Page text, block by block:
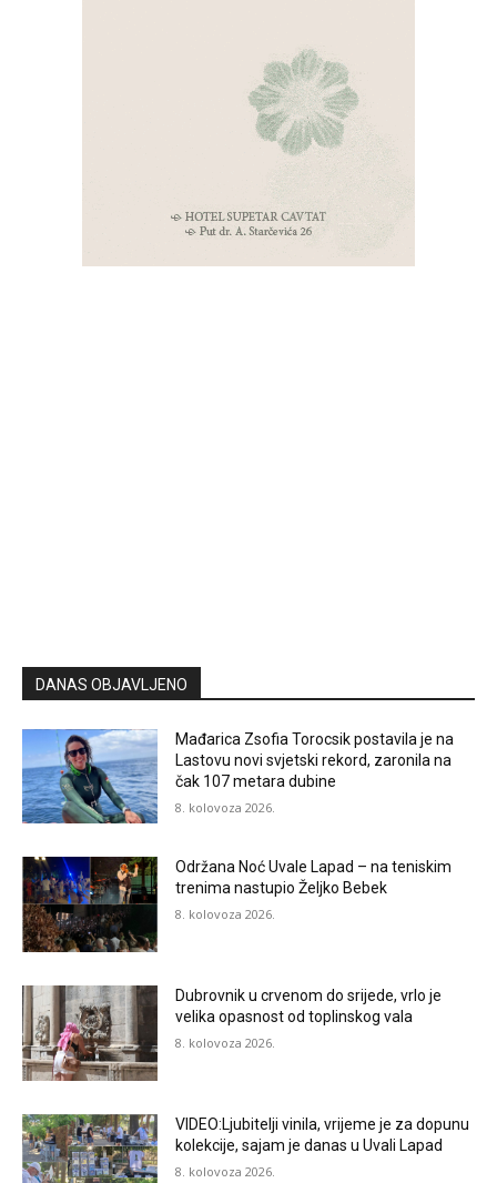
DANAS OBJAVLJENO
Mađarica Zsofia Torocsik postavila je na
Lastovu novi svjetski rekord, zaronila na
čak 107 metara dubine
8. kolovoza 2026.
Održana Noć Uvale Lapad – na teniskim
trenima nastupio Željko Bebek
8. kolovoza 2026.
Dubrovnik u crvenom do srijede, vrlo je
velika opasnost od toplinskog vala
8. kolovoza 2026.
VIDEO:Ljubitelji vinila, vrijeme je za dopunu
kolekcije, sajam je danas u Uvali Lapad
8. kolovoza 2026.